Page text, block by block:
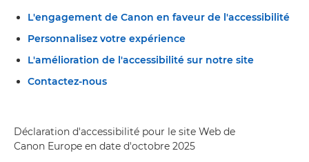
L'engagement de Canon en faveur de l'accessibilité
Personnalisez votre expérience
L'amélioration de l'accessibilité sur notre site
Contactez-nous
Déclaration d'accessibilité pour le site Web de
Canon Europe en date d'octobre 2025